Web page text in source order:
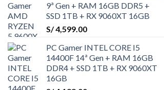
9ª Gen + RAM 16GB DDR5 +
SSD 1TB + RX 9060XT 16GB
S/4,599.00
PC Gamer INTEL CORE I5
14400F 14ª Gen + RAM 16GB
DDR4 + SSD 1TB + RX 9060XT
16GB